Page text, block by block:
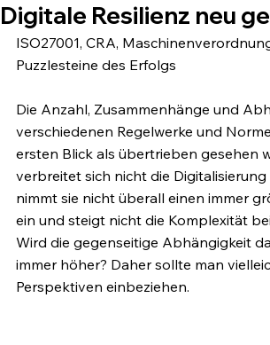
Digitale Resilienz neu
ISO27001, CRA,
Puzzlesteine des Erfolgs
Die Anzahl, Zusammenhänge und
verschiedenen Regelwerke und
ersten Blick als übertrieben gesehen
verbreitet sich nicht die Digitalisierung
nimmt sie nicht überall einen immer
ein und steigt nicht die Komplexität
Wird die gegenseitige Abhängigkeit
immer höher? Daher sollte man
Perspektiven einbeziehen.